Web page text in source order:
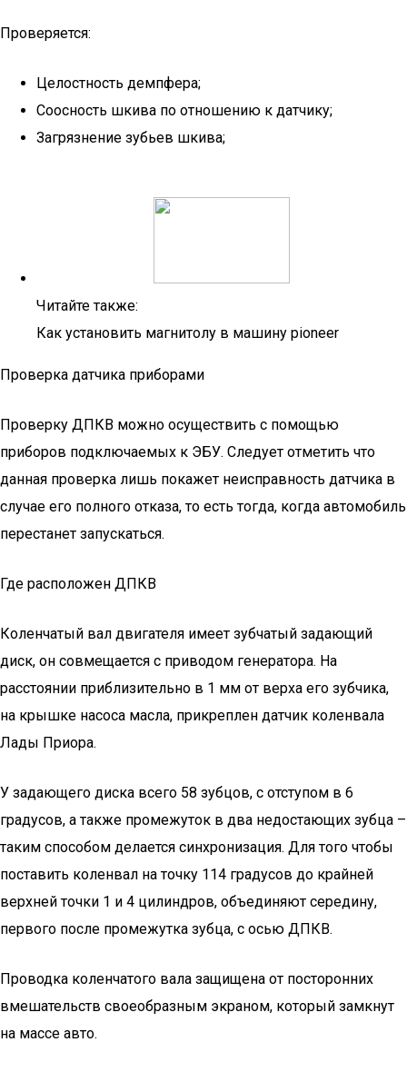
Проверяется:
Целостность демпфера;
Соосность шкива по отношению к датчику;
Загрязнение зубьев шкива;
Читайте также:
Как установить магнитолу в машину pioneer
Проверка датчика приборами
Проверку ДПКВ можно осуществить с помощью
приборов подключаемых к ЭБУ. Следует отметить что
данная проверка лишь покажет неисправность датчика в
случае его полного отказа, то есть тогда, когда автомобиль
перестанет запускаться.
Где расположен ДПКВ
Коленчатый вал двигателя имеет зубчатый задающий
диск, он совмещается с приводом генератора. На
расстоянии приблизительно в 1 мм от верха его зубчика,
на крышке насоса масла, прикреплен датчик коленвала
Лады Приора.
У задающего диска всего 58 зубцов, с отступом в 6
градусов, а также промежуток в два недостающих зубца –
таким способом делается синхронизация. Для того чтобы
поставить коленвал на точку 114 градусов до крайней
верхней точки 1 и 4 цилиндров, объединяют середину,
первого после промежутка зубца, с осью ДПКВ.
Проводка коленчатого вала защищена от посторонних
вмешательств своеобразным экраном, который замкнут
на массе авто.